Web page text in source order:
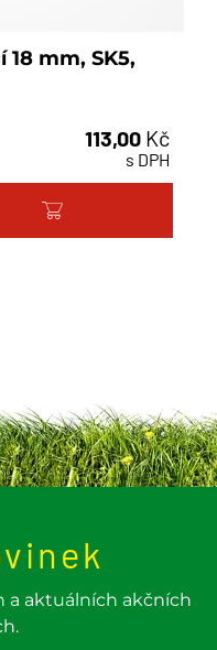
18 mm, SK5,
113,00 Kč
s DPH
a aktuálních akčních